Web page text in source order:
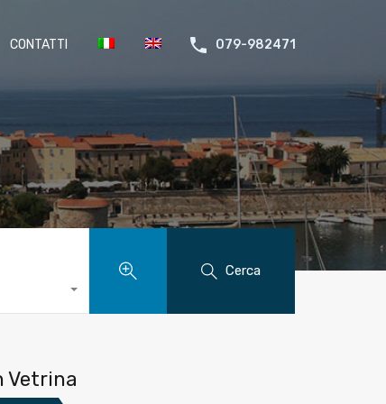
CONTATTI 079-982471
Cerca
Vetrina